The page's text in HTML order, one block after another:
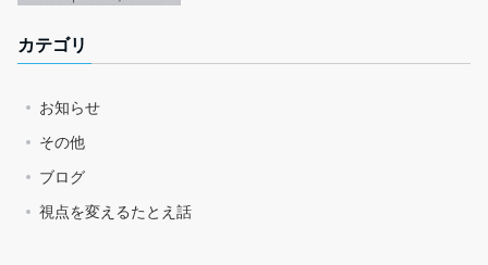
カテゴリ
お知らせ
その他
ブログ
視点を変えるたとえ話